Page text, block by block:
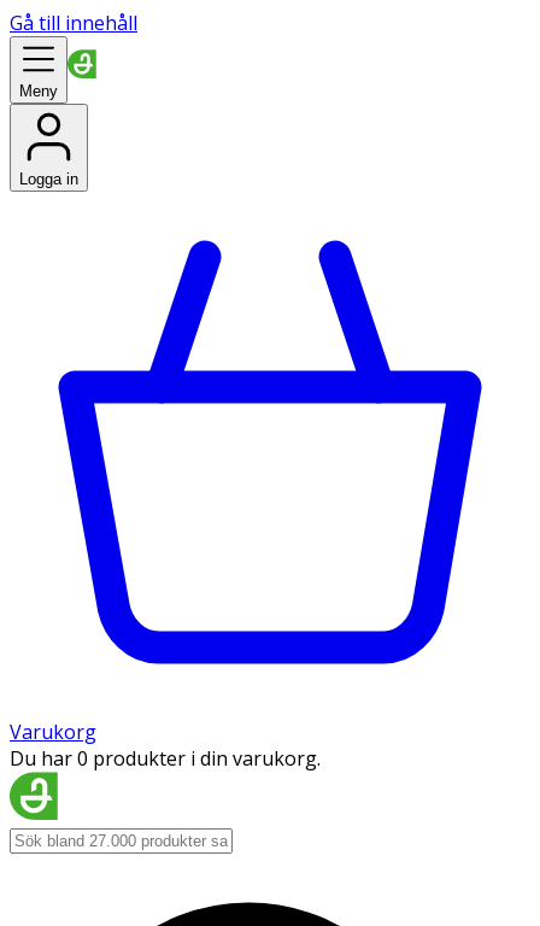
Gå till innehåll
Meny
Logga in
Varukorg
Du har 0 produkter i din varukorg.